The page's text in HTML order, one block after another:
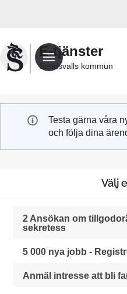
Sundsvalls
kommuns
e-
E-tjänster
Sundsvalls kommun
Testa gärna våra
och följa dina
Välj
2 Ansökan om
sekretess
5 000 nya jobb -
Anmäl intresse att bli